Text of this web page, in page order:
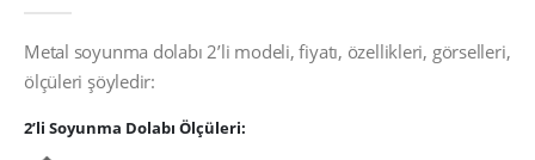
Metal soyunma dolabı 2’li modeli, fiyatı, özellikleri, görselleri,
ölçüleri şöyledir:
2’li Soyunma Dolabı Ölçüleri: